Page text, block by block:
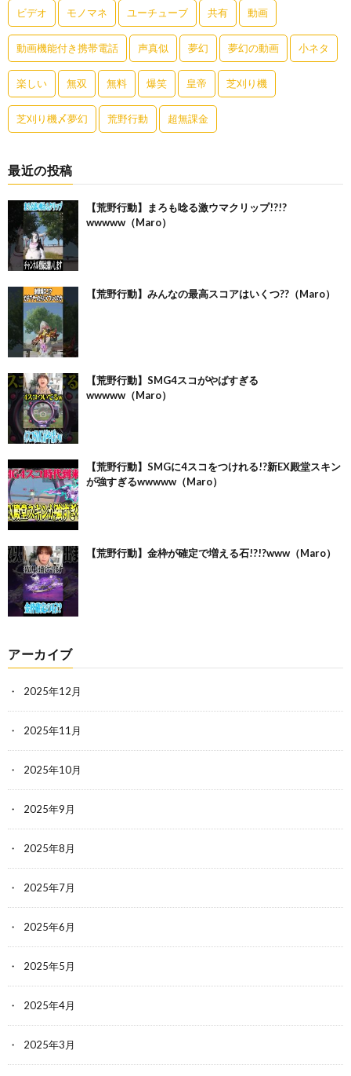
ビデオ モノマネ ユーチューブ 共有 動画
動画機能付き携帯電話 声真似 夢幻 夢幻の動画 小ネタ
楽しい 無双 無料 爆笑 皇帝 芝刈り機
芝刈り機〆夢幻 荒野行動 超無課金
最近の投稿
【荒野行動】まろも唸る激ウマクリップ!?!?
wwwww（Maro）
【荒野行動】みんなの最高スコアはいくつ??（Maro）
【荒野行動】SMG4スコがやばすぎる
wwwww（Maro）
【荒野行動】SMGに4スコをつけれる!?新EX殿堂スキン
が強すぎるwwwww（Maro）
【荒野行動】金枠が確定で増える石!?!?www（Maro）
アーカイブ
2025年12月
2025年11月
2025年10月
2025年9月
2025年8月
2025年7月
2025年6月
2025年5月
2025年4月
2025年3月